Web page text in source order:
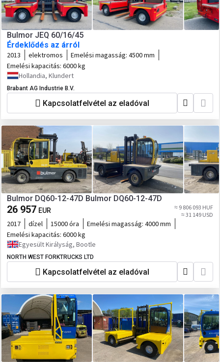
Bulmor JEQ 60/16/45
Érdeklődés az árról
2013 elektromos Emelési magasság: 4500 mm
Emelési kapacitás: 6000 kg
Hollandia, Klundert
Brabant AG Industrie B.V.
Kapcsolatfelvétel az eladóval
Bulmor DQ60-12-47D Bulmor DQ60-12-47D
26 957 EUR
≈ 9 806 093 HUF
≈ 31 149 USD
2017 dízel 15000 óra Emelési magasság: 4000 mm
Emelési kapacitás: 6000 kg
Egyesült Királyság, Bootle
NORTH WEST FORKTRUCKS LTD
Kapcsolatfelvétel az eladóval